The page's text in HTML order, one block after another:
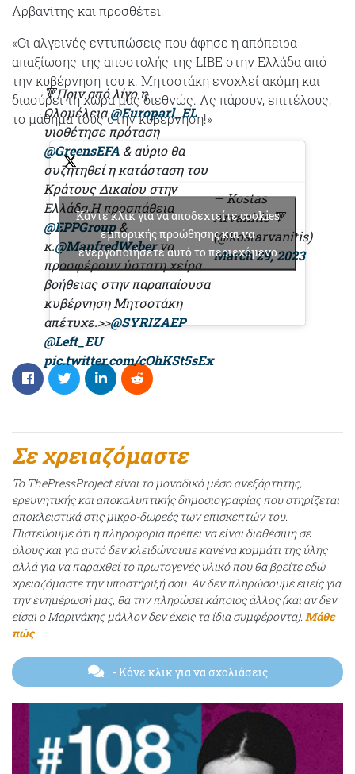
Αρβανίτης και προσθέτει:
«Οι αλγεινές εντυπώσεις που άφησε η απόπειρα
απαξίωσης της αποστολής της LIBE στην Ελλάδα από
την κυβέρνηση του κ. Μητσοτάκη ενοχλεί ακόμη και
διασύρει τη χώρα μας διεθνώς. Ας πάρουν, επιτέλους,
το μάθημά τους στην κυβέρνηση!»
🔻Πριν από λίγο η
Ολομέλεια@Europarl_EL
υιοθέτησε πρόταση
@GreensEFA& αύριο θα
συζητηθεί η κατάσταση του
Κράτους Δικαίου στην
Ελλάδα.Η προσπάθεια
@EPPGroup&
κ.@ManfredWeberνα
προσφέρουν ύστατη χείρα
βοήθειας στην παραπαίουσα
κυβέρνηση Μητσοτάκη
απέτυχε.>>@SYRIZAEP
@Left_EU
pic.twitter.com/cOhKSt5sEx
— Kostas
Arvanitis 🔻
(@kostarvanitis)
March 29, 2023
Κάντε κλικ για να αποδεχτείτε cookies
εμπορικής προώθησης και να
ενεργοποιήσετε αυτό το περιεχόμενο
Σε χρειαζόμαστε
Το ThePressProject είναι το μοναδικό μέσο ανεξάρτητης,
ερευνητικής και αποκαλυπτικής δημοσιογραφίας που στηρίζεται
αποκλειστικά στις μικρο-δωρεές των επισκεπτών του.
Πιστεύουμε ότι η πληροφορία πρέπει να είναι διαθέσιμη σε
όλους και για αυτό δεν κλειδώνουμε κανένα κομμάτι της ύλης
αλλά για να παραχθεί το πρωτογενές υλικό που θα βρείτε εδώ
χρειαζόμαστε την υποστήριξή σου. Αν δεν πληρώσουμε εμείς για
την ενημέρωσή μας, θα την πληρώσει κάποιος άλλος (και αν δεν
είσαι ο Μαρινάκης μάλλον δεν έχεις τα ίδια συμφέροντα). Μάθε
πώς
- Κάνε κλικ για να σχολιάσεις